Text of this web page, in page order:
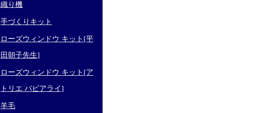
織り機
手づくりキット
ローズウィンドウ キット[平
田朝子先生]
ローズウィンドウ キット[ア
トリエ パピアライ]
羊毛